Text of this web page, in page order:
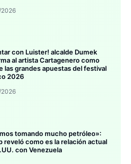
con Luister! alcalde Dumek
al artista Cartagenero como
las grandes apuestas del festival
2026
tomando mucho petróleo»:
reveló como es la relación actual
con Venezuela